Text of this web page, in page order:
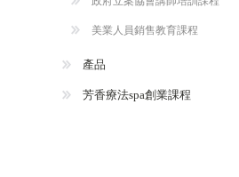
美業人員銷售教育課程
產品
芳香療法spa創業課程